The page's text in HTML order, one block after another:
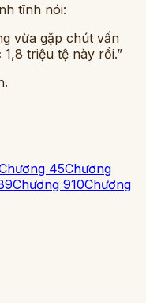
tĩnh nói:
vừa gặp chút vấn
triệu tệ này rồi.”
45Chương
9Chương 910Chương